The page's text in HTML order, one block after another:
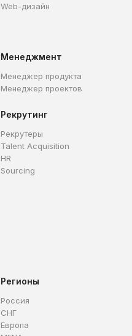
Web-дизайн
Менеджмент
Менеджер продукта
Менеджер проектов
Рекрутинг
Рекрутеры
Talent Acquisition
HR
Sourcing
Регионы
Россия
СНГ
Европа